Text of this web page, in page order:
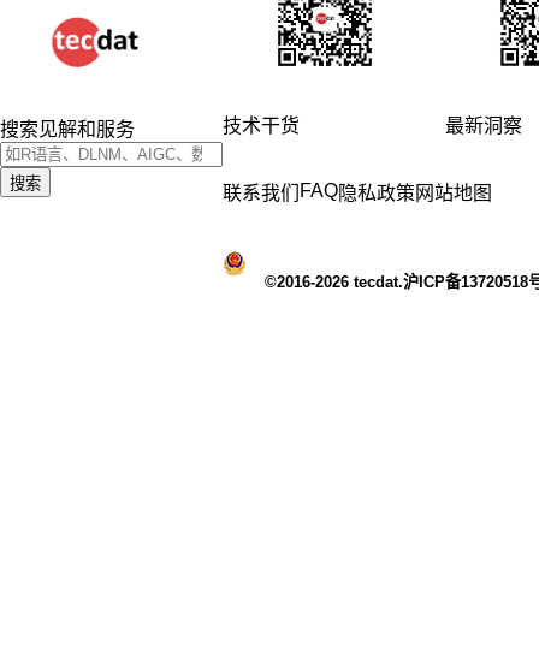
搜索见解和服务
搜索
技术干货 最新洞察
联系我们 FAQ隐私政策 网站地图
©2016-2026 tecdat.沪ICP备13720518